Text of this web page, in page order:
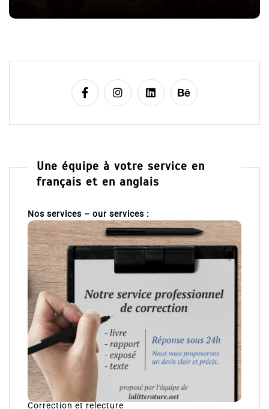
Une équipe à votre service en
français et en anglais
Nos services – our services :
Correction et relecture